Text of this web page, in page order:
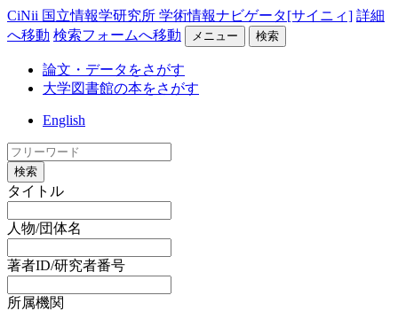
CiNii 国立情報学研究所 学術情報ナビゲータ[サイニィ] 詳細
へ移動 検索フォームへ移動 メニュー 検索
論文・データをさがす
大学図書館の本をさがす
English
検索
タイトル
人物/団体名
著者ID/研究者番号
所属機関